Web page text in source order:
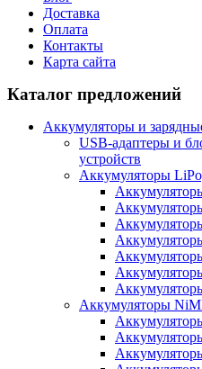
Доставка
Оплата
Контакты
Карта сайта
Каталог предложений
Аккумуляторы и
USB-адаптеры и
устройств
Аккумуляторы
Аккумуляторы